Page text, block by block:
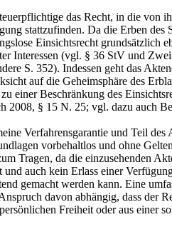
das Recht, in die
stattzufinden. Da die Erben
Einsichtsrecht grundsätzlich
Interessen (vgl. § 36 StV und
S. 352). Indessen geht das
auf die Geheimsphäre des
einer Beschränkung des
2008, § 15 N. 25; vgl. dazu
Verfahrensgarantie und Teil
vorbehaltlos und ohne
Tragen, da die einzusehenden
auch kein Erlass einer
gemacht werden kann. Eine
davon abhängig, dass der
Freiheit oder aus einer